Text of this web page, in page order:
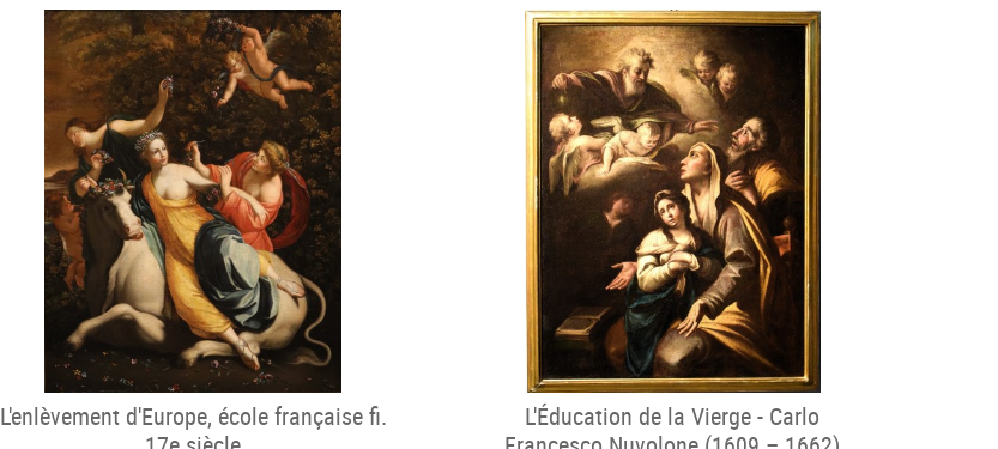
L'enlèvement d'Europe, école française fi.
L'Éducation de la Vierge - Carlo